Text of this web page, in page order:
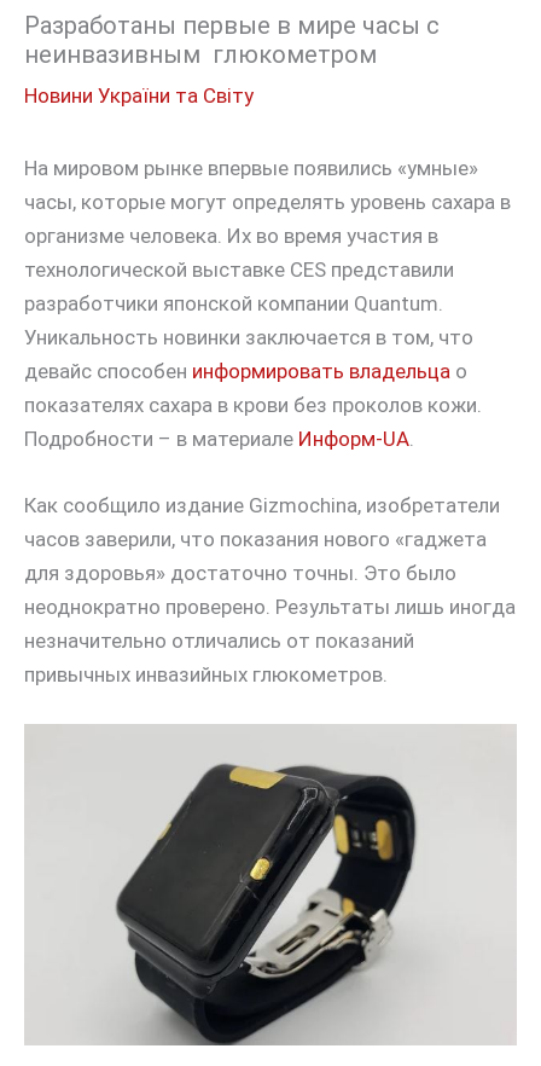
Разработаны первые в мире часы с
неинвазивным глюкометром
Новини України та Світу
На мировом рынке впервые появились «умные»
часы, которые могут определять уровень сахара в
организме человека. Их во время участия в
технологической выставке CES представили
разработчики японской компании Quantum.
Уникальность новинки заключается в том, что
девайс способен информировать владельца о
показателях сахара в крови без проколов кожи.
Подробности – в материале Информ-UA.
Как сообщило издание Gizmochina, изобретатели
часов заверили, что показания нового «гаджета
для здоровья» достаточно точны. Это было
неоднократно проверено. Результаты лишь иногда
незначительно отличались от показаний
привычных инвазийных глюкометров.